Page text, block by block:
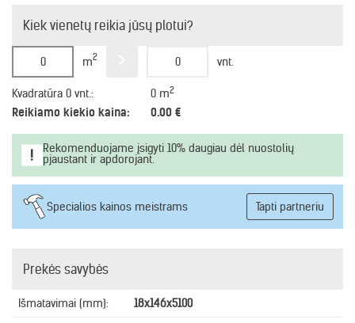
Kiek vienetų reikia jūsų plotui?
m2 vnt.
Kvadratūra 0 vnt.: 0 m2
Reikiamo kiekio kaina: 0.00 €
Rekomenduojame įsigyti 10% daugiau dėl nuostolių
pjaustant ir apdorojant.
Specialios kainos meistrams Tapti partneriu
Prekės savybės
Išmatavimai (mm):
18x146x5100